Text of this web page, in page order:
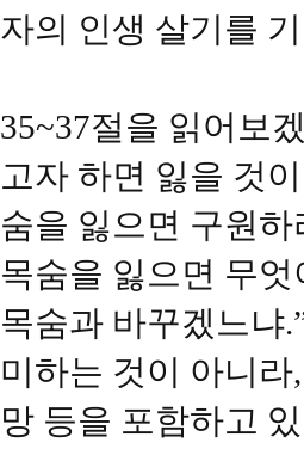
자의 인생 살기를
35~37절을 읽어보
고자 하면 잃을 것
숨을 잃으면 구원
목숨을 잃으면 무
목숨과 바꾸겠느냐
미하는 것이 아니
망 등을 포함하고